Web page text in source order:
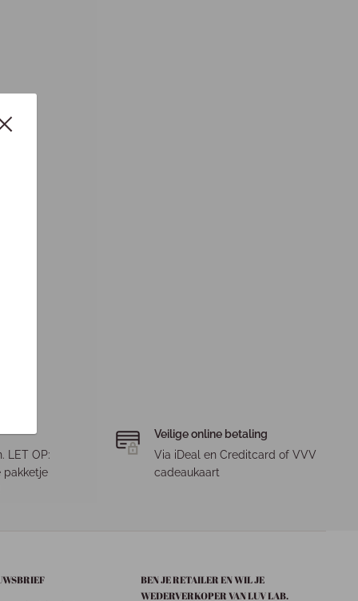
LET OP:
pakketje
Veilige online betaling
Via iDeal en Creditcard of VVV
cadeaukaart
BEN JE RETAILER EN WIL JE
WEDERVERKOPER VAN LUV LAB.